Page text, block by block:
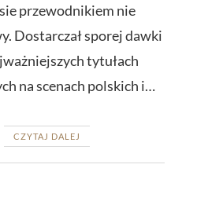
przewodnikiem nie
Dostarczał sporej dawki
tytułach
na scenach polskich i…
CZYTAJ DALEJ